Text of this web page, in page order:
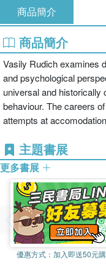
商品簡介
商品簡介
Vasily Rudich examines
and psychological
universal and historically
behaviour. The careers
attempts at
主題書展
更多書展
優惠方式： 加入即送50元